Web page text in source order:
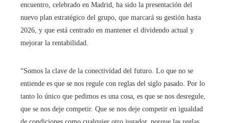
encuentro, celebrado en Madrid, ha sido la presentación del
nuevo plan estratégico del grupo, que marcará su gestión hasta
2026, y que está centrado en mantener el dividendo actual y
mejorar la rentabilidad.
“Somos la clave de la conectividad del futuro. Lo que no se
entiende es que se nos regule con reglas del siglo pasado. Por lo
tanto lo único que pedimos es una cosa, es que se nos desregule,
que se nos deje competir. Que se nos deje competir en igualdad